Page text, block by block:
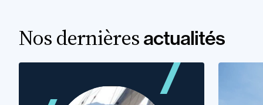
Nos dernières actualités